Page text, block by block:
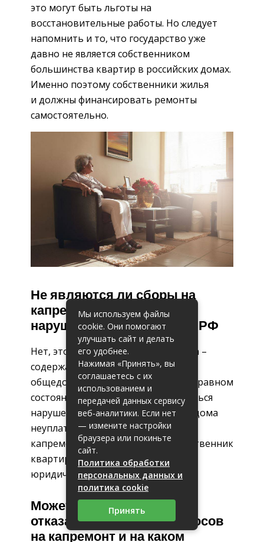
это могут быть льготы на
восстановительные работы. Но следует
напомнить и то, что государство уже
давно не является собственником
большинства квартир в российских домах.
Именно поэтому собственники жилья
и должны финансировать ремонты
самостоятельно.
Не являются ли сборы на
капремонт
нарушением конституции РФ
Нет, это обязательство гражданина –
содержать свою собственность и
общедомовую собственность в исправном
состоянии. Наоборот, может считаться
нарушением прав других жителей дома
неуплата обязательного взноса на
капремонт. За такие действия собственник
квартиры может нести
юридическую ответственность.
Может ли собственник
отказаться от уплаты взносов
на капремонт и на каком
Мы используем файлы
cookie. Они помогают
улучшать сайт и делать
его удобнее.
Нажимая «Принять», вы
соглашаетесь с их
использованием и
передачей данных сервису
веб-аналитики. Если нет
— измените настройки
браузера или покиньте
сайт.
Политика обработки
персональных данных и
политика cookie
Принять